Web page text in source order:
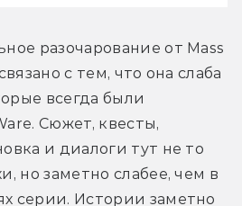
разочарование от Mass
с тем, что она слаба
всегда были
Сюжет, квесты,
и диалоги тут не то
но заметно слабее, чем в
серии. Истории заметно